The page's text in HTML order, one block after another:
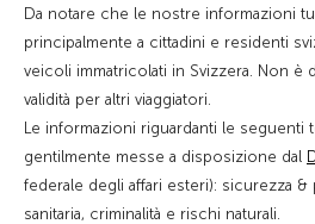
Da notare che le nostre informazioni
principalmente a cittadini e residenti
veicoli immatricolati in Svizzera. Non è
validità per altri viaggiatori.
Le informazioni riguardanti le seguenti
gentilmente messe a disposizione dal
federale degli affari esteri): sicurezza &
sanitaria, criminalità e rischi naturali.